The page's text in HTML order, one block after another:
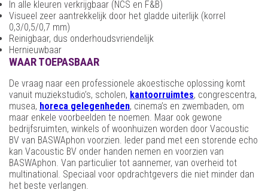
In alle kleuren verkrijgbaar (NCS en F&B)
Visueel zeer aantrekkelijk door het gladde uiterlijk (korrel
0,3/0,5/0,7 mm)
Reinigbaar, dus onderhoudsvriendelijk
Hernieuwbaar
WAAR TOEPASBAAR
De vraag naar een professionele akoestische oplossing komt
vanuit muziekstudio’s, scholen, kantoorruimtes, congrescentra,
musea, horeca gelegenheden, cinema’s en zwembaden, om
maar enkele voorbeelden te noemen. Maar ook gewone
bedrijfsruimten, winkels of woonhuizen worden door Vacoustic
BV van BASWAphon voorzien. Ieder pand met een storende echo
kan Vacoustic BV onder handen nemen en voorzien van
BASWAphon. Van particulier tot aannemer, van overheid tot
multinational. Speciaal voor opdrachtgevers die niet minder dan
het beste verlangen.